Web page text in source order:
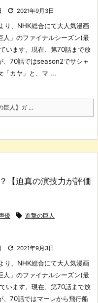
 2021年9月3日
り、NHK総合にて大人気漫画
人」のファイナルシーズン(最
います。 現在、第70話まで放
、70話ではseason2でサシャ
「カヤ」と、マ ...
人】ガ ...
【迫真の演技力が評価
優  進撃の巨人
 2021年9月3日
り、NHK総合にて大人気漫画
人」のファイナルシーズン(最
います。 現在、第70話まで放
、70話ではマーレから飛行船